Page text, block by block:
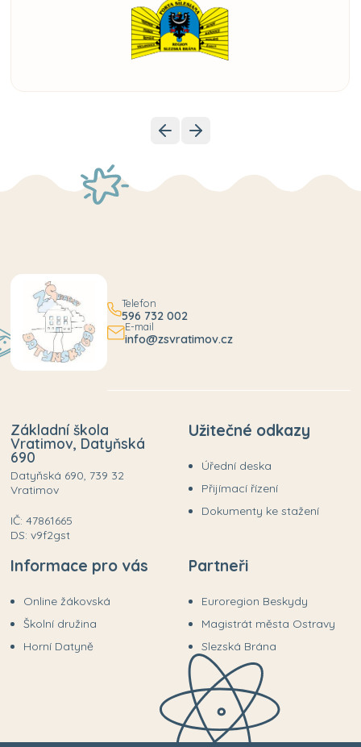
Telefon
596 732 002
E-mail
info@zsvratimov.cz
Základní škola
Vratimov, Datyňská
690
Datyňská 690, 739 32
Vratimov
IČ: 47861665
DS: v9f2gst
Užitečné odkazy
Úřední deska
Přijímací řízení
Dokumenty ke stažení
Informace pro vás
Online žákovská
Školní družina
Horní Datyně
Partneři
Euroregion Beskydy
Magistrát města Ostravy
Slezská Brána